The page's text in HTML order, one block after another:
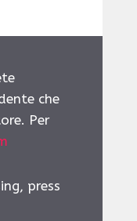
che
Per
press